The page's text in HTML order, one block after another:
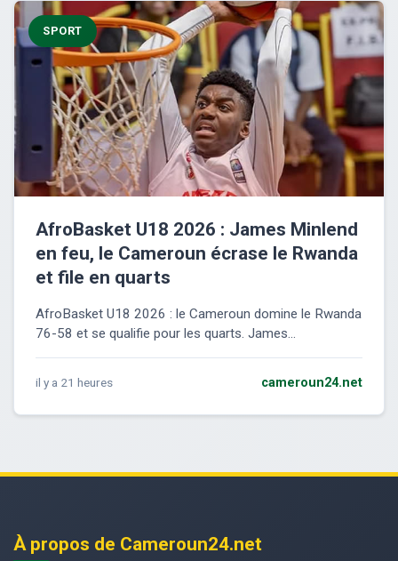
SPORT
AfroBasket U18 2026 : James Minlend
en feu, le Cameroun écrase le Rwanda
et file en quarts
AfroBasket U18 2026 : le Cameroun domine le Rwanda
76-58 et se qualifie pour les quarts. James...
il y a 21 heures cameroun24.net
À propos de Cameroun24.net